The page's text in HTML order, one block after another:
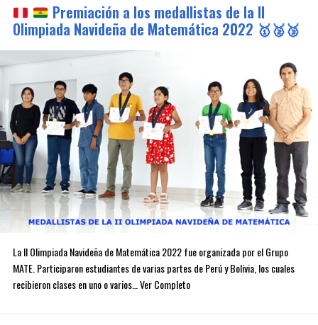
Premiación a los medallistas de la II
Olimpiada Navideña de Matemática 2022 🥇🥈🥉
La II Olimpiada Navideña de Matemática 2022 fue organizada por el Grupo
MATE. Participaron estudiantes de varias partes de Perú y Bolivia, los cuales
recibieron clases en uno o varios… Ver Completo